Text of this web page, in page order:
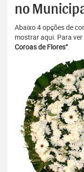
no
Abaixo 4 opções de
mostrar aqui. Para
Coroas de Flores”.